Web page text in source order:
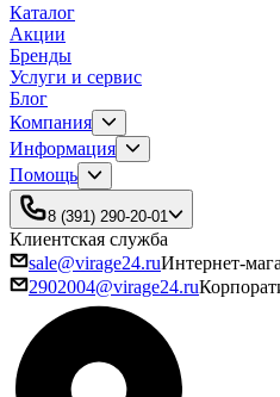
Каталог
Акции
Бренды
Услуги и сервис
Блог
Компания
Информация
Помощь
8 (391) 290-20-01
Клиентская служба
sale@virage24.ruИнтернет-
2902004@virage24.ru